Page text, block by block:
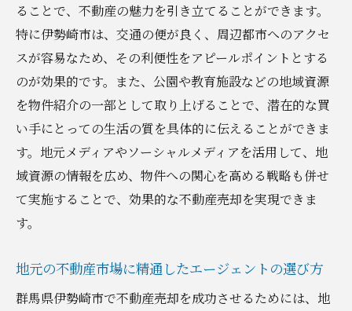
ることで、不動産の魅力を引き立てることができます。
特に伊勢崎市は、交通の便が良く、周辺都市へのアクセ
スが容易なため、その利便性をアピールポイントとする
のが効果的です。また、公園や教育施設などの地域資源
を物件紹介の一部として取り上げることで、潜在的な買
い手にとっての生活の質を具体的に伝えることができま
す。地元メディアやソーシャルメディアを活用して、地
域資源の情報を広め、物件への関心を高める戦略も併せ
て実施することで、効果的な不動産売却を実現できま
す。
地元の不動産市場に精通したエージェントの選び方
群馬県伊勢崎市で不動産売却を成功させるためには、地